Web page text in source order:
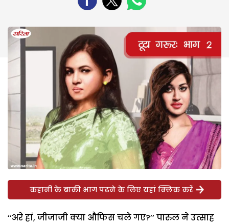
कहानी के बाकी भाग पढ़ने के लिए यहां क्लिक करें
‘‘अरे हां, जीजाजी क्या औफिस चले गए?’’ पारुल ने उत्साह